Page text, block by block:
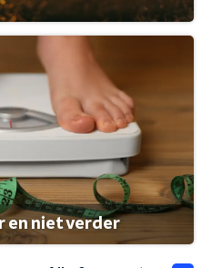
en niet verder